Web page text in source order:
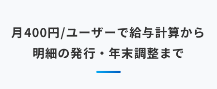
月400円/ユーザーで給与計算から
明細の発行・年末調整まで